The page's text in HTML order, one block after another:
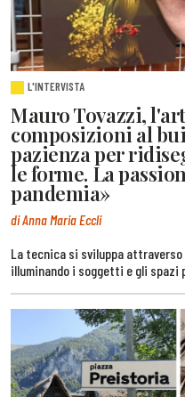
L'INTERVISTA
Mauro Tovazzi,
composizioni al
pazienza per
le forme. La
pandemia»
di Anna Maria Eccli
La tecnica si sviluppa
illuminando i soggetti e gli spazi